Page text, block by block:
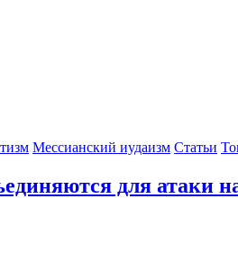
Мессианский иудаизм Статьи
для атаки